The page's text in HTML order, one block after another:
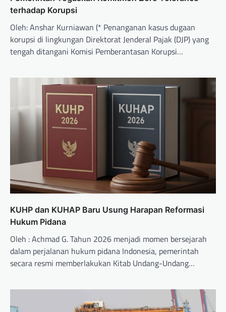
terhadap Korupsi
Oleh: Anshar Kurniawan (* Penanganan kasus dugaan
korupsi di lingkungan Direktorat Jenderal Pajak (DJP) yang
tengah ditangani Komisi Pemberantasan Korupsi…
KUHP dan KUHAP Baru Usung Harapan Reformasi
Hukum Pidana
Oleh : Achmad G. Tahun 2026 menjadi momen bersejarah
dalam perjalanan hukum pidana Indonesia, pemerintah
secara resmi memberlakukan Kitab Undang-Undang…